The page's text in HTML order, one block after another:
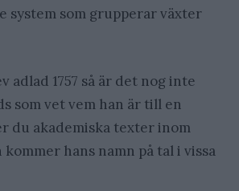
system som grupperar växter
adlad 1757 så är det nog inte
som vet vem han är till en
du akademiska texter inom
hans namn på tal i vissa